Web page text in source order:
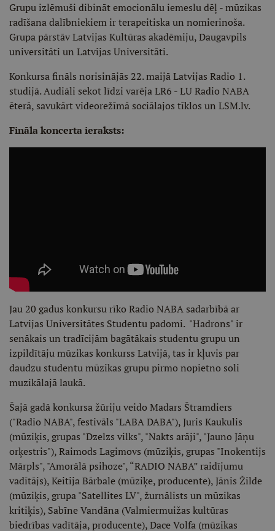
Grupu izlēmuši dibināt emocionālu iemeslu dēļ - mūzikas
radīšana dalībniekiem ir terapeitiska un nomierinoša.
Grupa pārstāv Latvijas Kultūras akadēmiju, Daugavpils
universitāti un Latvijas Universitāti.
Konkursa fināls norisinājās 22. maijā Latvijas Radio 1.
studijā. Audiāli sekot līdzi varēja LR6 - LU Radio NABA
ēterā, savukārt videorežīmā sociālajos tīklos un LSM.lv.
Fināla koncerta ieraksts:
Jau 20 gadus konkursu rīko Radio NABA sadarbībā ar
Latvijas Universitātes Studentu padomi. "Hadrons" ir
senākais un tradīcijām bagātākais studentu grupu un
izpildītāju mūzikas konkurss Latvijā, tas ir kļuvis par
daudzu studentu mūzikas grupu pirmo nopietno soli
muzikālajā laukā.
Šajā gadā konkursa žūriju veido Madars Štramdiers
("Radio NABA", festivāls "LABA DABA"), Juris Kaukulis
(mūziķis, grupas "Dzelzs vilks", "Nakts arāji", "Jauno Jāņu
orķestris"), Raimods Lagimovs (mūziķis, grupas "Inokentijs
Mārpls", "Amorālā psihoze", “RADIO NABA” raidījumu
vadītājs), Keitija Bārbale (mūziķe, producente), Jānis Žilde
(mūziķis, grupa "Satellites LV", žurnālists un mūzikas
kritiķis), Sabīne Vandāna (Valmiermuižas kultūras
biedrības vadītāja, producente), Dace Volfa (mūzikas